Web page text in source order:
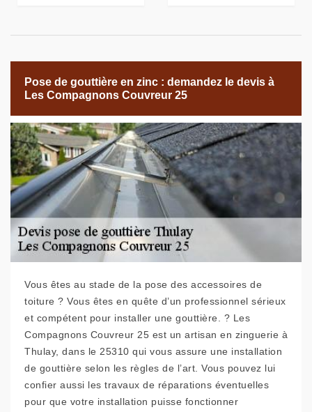
Pose de gouttière en zinc : demandez le devis à
Les Compagnons Couvreur 25
Vous êtes au stade de la pose des accessoires de
toiture ? Vous êtes en quête d’un professionnel sérieux
et compétent pour installer une gouttière. ? Les
Compagnons Couvreur 25 est un artisan en zinguerie à
Thulay, dans le 25310 qui vous assure une installation
de gouttière selon les règles de l’art. Vous pouvez lui
confier aussi les travaux de réparations éventuelles
pour que votre installation puisse fonctionner